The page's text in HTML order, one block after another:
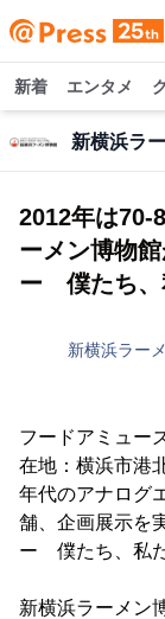
新着 エンタメ
新横浜ラ
2012年は70-
ーメン博物
ー 僕たち、
新横浜ラー
フードアミュー
在地：横浜市港
年代のアナログ
舗、企画展示を
ー 僕たち、私
新横浜ラーメン